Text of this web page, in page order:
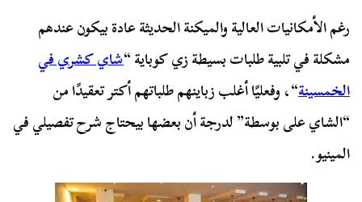
رغم الأمكانيات العالية والميكنة الحديثة عادة بيكون عندهم
مشكلة في تلبية طلبات بسيطة زي كوباية “شاي كشري في
الخمسينة“، وفعليًا أغلب زباينهم طلباتهم أكتر تعقيدًا من
“الشاي على بوسطة” لدرجة أن بعضها بيحتاج شرح تفصيلي في
المينيو.